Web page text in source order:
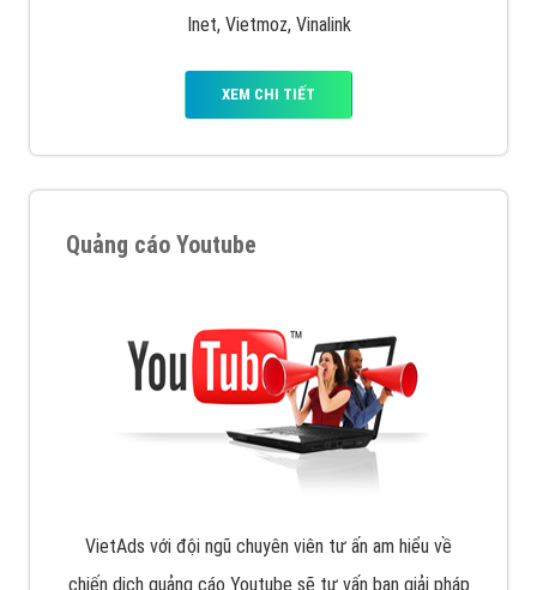
Inet, Vietmoz, Vinalink
XEM CHI TIẾT
Quảng cáo Youtube
VietAds với đội ngũ chuyên viên tư ấn am hiểu về
chiến dịch quảng cáo Youtube sẽ tư vấn bạn giải pháp